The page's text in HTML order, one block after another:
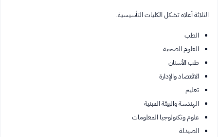
الثلاثة أعلاه تشكل الكليات التأسيسية.
الطب
العلوم الصحية
طب الأسنان
الاقتصاد والإدارة
تعليم
الهندسة والبيئة المبنية
علوم وتكنولوجيا المعلومات
الصيدلة